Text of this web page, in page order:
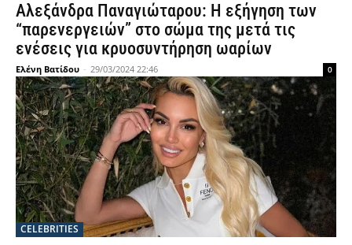
Αλεξάνδρα Παναγιώταρου: Η εξήγηση των
“παρενεργειών” στο σώμα της μετά τις
ενέσεις για κρυοσυντήρηση ωαρίων
Ελένη Βατίδου - 29/03/2024 22:46 0
CELEBRITIES